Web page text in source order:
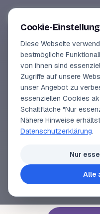
Online-Kurse
Vorschau
Erfahrungen
Lehrbuchautor
SEGELLEXIKON
SiehePrahm
Voriger Begriff
Cookie-
Diese Webseite
bestmögliche
von ihnen sind
Zugriffe auf unsere
unser Angebot zu
essenziellen Cookies
Schaltfläche "Nur
Nähere Hinweise
Datenschutzerklärung.
Nur
Alle